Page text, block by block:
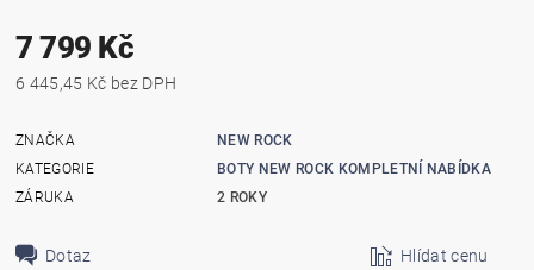
7 799 Kč
6 445,45 Kč bez DPH
ZNAČKA
NEW ROCK
KATEGORIE
BOTY NEW ROCK KOMPLETNÍ NABÍDKA
ZÁRUKA
2 ROKY
Dotaz Hlídat cenu